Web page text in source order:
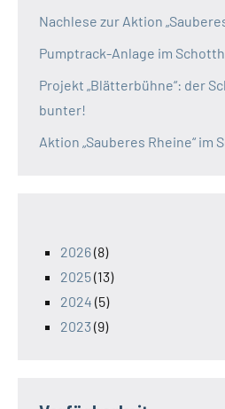
Nachlese zur Aktion
Pumptrack-Anlage im
Projekt „Blätterbühne“: der
bunter!
Aktion „Sauberes Rheine“ im
2026(8)
2025(13)
2024 (5)
2023(9)